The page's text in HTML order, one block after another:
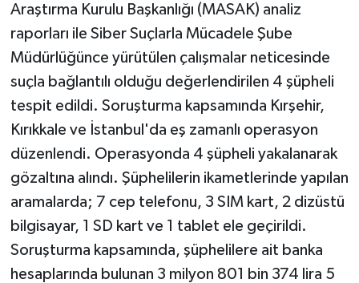
Araştırma Kurulu Başkanlığı (MASAK) analiz
raporları ile Siber Suçlarla Mücadele Şube
Müdürlüğünce yürütülen çalışmalar neticesinde
suçla bağlantılı olduğu değerlendirilen 4 şüpheli
tespit edildi. Soruşturma kapsamında Kırşehir,
Kırıkkale ve İstanbul'da eş zamanlı operasyon
düzenlendi. Operasyonda 4 şüpheli yakalanarak
gözaltına alındı. Şüphelilerin ikametlerinde yapılan
aramalarda; 7 cep telefonu, 3 SIM kart, 2 dizüstü
bilgisayar, 1 SD kart ve 1 tablet ele geçirildi.
Soruşturma kapsamında, şüphelilere ait banka
hesaplarında bulunan 3 milyon 801 bin 374 lira 5